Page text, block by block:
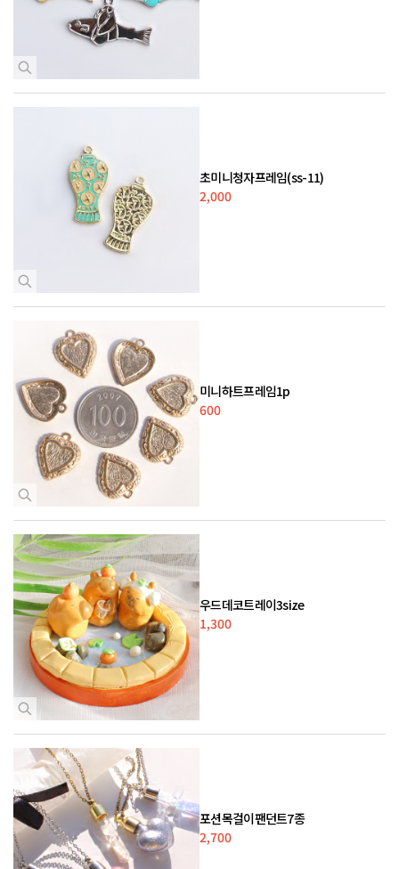
초미니청자프레임(ss-11)
2,000
미니하트프레임1p
600
우드데코트레이3size
1,300
포션목걸이팬던트7종
2,700